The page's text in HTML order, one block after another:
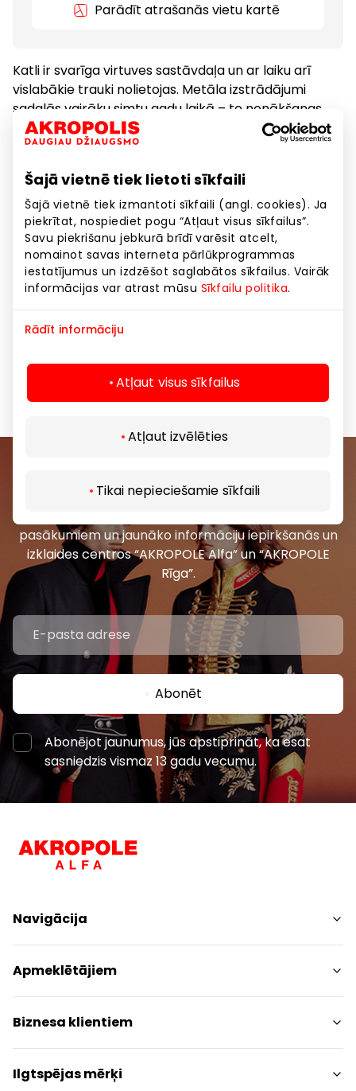
Šajā vietnē tiek lietoti sīkfaili
Šajā vietnē tiek izmantoti sīkfaili (angl. cookies). Ja
piekrītat, nospiediet pogu “Atļaut visus sīkfailus”.
Savu piekrišanu jebkurā brīdī varēsit atcelt,
nomainot savas interneta pārlūkprogrammas
iestatījumus un izdzēšot saglabātos sīkfailus. Vairāk
informācijas var atrast mūsu Sīkfailu politika.
Rādīt informāciju
Atļaut visus sīkfailus
Atļaut izvēlēties
Tikai nepieciešamie sīkfaili
Parādīt atrašanās vietu kartē
Katli ir svarīga virtuves sastāvdaļa un ar laiku arī
vislabākie trauki nolietojas. Metāla izstrādājumi
sadalās vairāku simtu gadu laikā – to nonākšanas
sadzīves atkritumos tā ir lieka piesārņojuma
radīšana.
Tādēļ Fissman aicina pievienoties EKO kampaņai –
nodod nolietotos katlus pārstrādei un saņem 50%
atlaidi jaunu Fissman katlu iegādei! Tā ir iespēja
rūpēties par dabu un vienlaikus iegūt kvalitatīvus
katlus ikdienas gatavošanai par izdevīgu cenu!
Vairāk par akciju un noteikumiem uzzini šeit:
maini-veco-pret-50-atlaidi-jaunam/
Akcija spēkā 05.09. – 31.10.2025.
Pievienojieties mūsu kopienai
pasākumiem un jaunāko informāciju iepirkšanās un
izklaides centros “AKROPOLE Alfa” un “AKROPOLE
Rīga”.
Abonēt
Abonējot jaunumus, jūs apstiprināt, ka esat
sasniedzis vismaz 13 gadu vecumu.
Navigācija
Iepirkšanās
Pakalpojumi
Izklaides
Restorāni
Apmeklētājiem
Centra plāns
Dzīvniekiem draudzīgs
Kontakti
Akcijas
Biznesa klientiem
Kontakti
Paziņojums presei
Ilgtspējas mērķi